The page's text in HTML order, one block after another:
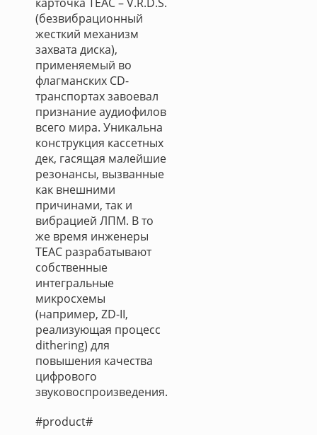
(безвибрационный
жесткий механизм
захвата диска),
применяемый во
флагманских CD-
транспортах завоевал
признание аудиофилов
всего мира. Уникальна
конструкция кассетных
дек, гасящая малейшие
резонансы, вызванные
как внешними
причинами, так и
вибрацией ЛПМ. В то
же время инженеры
ТЕАС разрабатывают
собственные
интегральные
микросхемы
(например, ZD-II,
реализующая процесс
dithering) для
повышения качества
цифрового
звуковоспроизведения.
#product#